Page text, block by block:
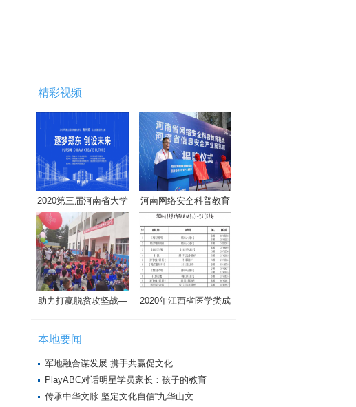
精彩视频
2020第三届河南省大学 河南网络安全科普教育
助力打赢脱贫攻坚战— 2020年江西省医学类成
本地要闻
军地融合谋发展 携手共赢促文化
PlayABC对话明星学员家长：孩子的教育
传承中华文脉 坚定文化自信“九华山文